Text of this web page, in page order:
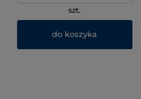
szt.
do koszyka